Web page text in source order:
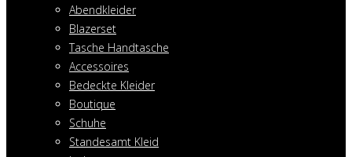
Abendkleider
Blazerset
Tasche Handtasche
Accessoires
Bedeckte Kleider
Boutique
Schuhe
Standesamt Kleid